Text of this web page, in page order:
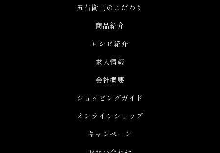
五右衛門のこだわり
商品紹介
レシピ紹介
求人情報
会社概要
ショッピングガイド
オンラインショップ
キャンペーン